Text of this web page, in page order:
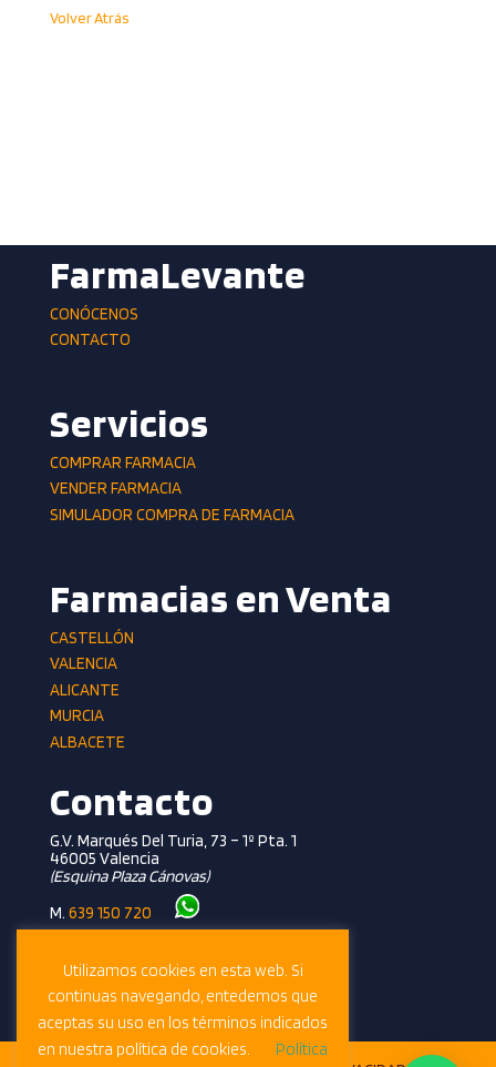
Volver Atrás
FarmaLevante
CONÓCENOS
CONTACTO
Servicios
COMPRAR FARMACIA
VENDER FARMACIA
SIMULADOR COMPRA DE FARMACIA
Farmacias en Venta
CASTELLÓN
VALENCIA
ALICANTE
MURCIA
ALBACETE
Contacto
G.V. Marqués Del Turia, 73 – 1º Pta. 1
46005 Valencia
(esquina Plaza Cánovas)
M. 639 150 720
info@farmalevante.com
Utilizamos cookies en esta web. Si
continuas navegando, entedemos que
aceptas su uso en los términos indicados
en nuestra política de cookies.
Política